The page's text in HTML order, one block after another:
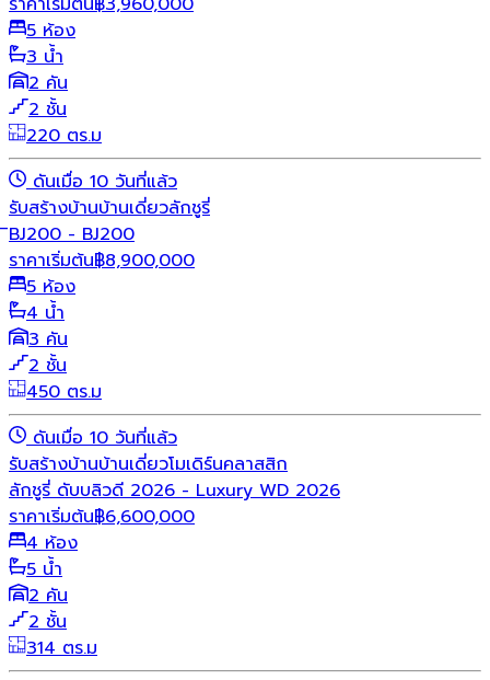
5 ห้อง
3 น้ำ
2 คัน
2 ชั้น
220 ตร.ม
ดันเมื่อ 10 วันที่แล้ว
รับสร้างบ้านบ้านเดี่ยวลักชูรี่
ิBJ200 - BJ200
ราคาเริ่มต้น฿8,900,000
5 ห้อง
4 น้ำ
3 คัน
2 ชั้น
450 ตร.ม
ดันเมื่อ 10 วันที่แล้ว
รับสร้างบ้านบ้านเดี่ยวโมเดิร์นคลาสสิก
ลักชูรี่ ดับบลิวดี 2026 - Luxury WD 2026
ราคาเริ่มต้น฿6,600,000
4 ห้อง
5 น้ำ
2 คัน
2 ชั้น
314 ตร.ม